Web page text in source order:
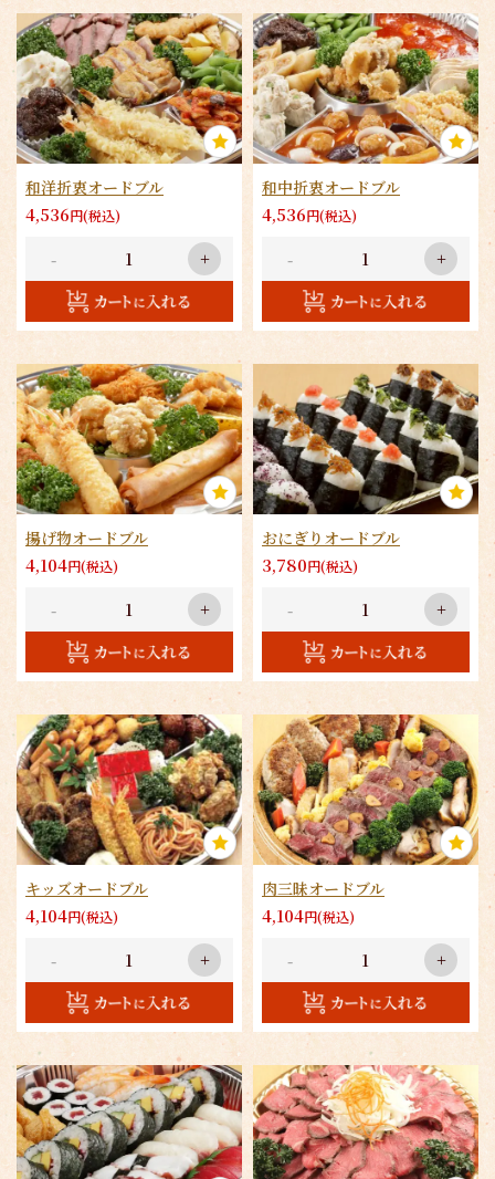
初回注文時の最後に任意パスワードを入力
するだけで会員情報を保存できます。
次回以降はお客様情報が自動反映されるの
で便利で簡単です。
会員ログイン状態でポイントが貯まる・使
えるようになります。
1
2
和洋折衷オードブル
4,536円(税込)
- +
和中折衷オードブル
4,536円(税込)
- +
揚げ物オードブル
4,104円(税込)
- +
おにぎりオードブル
3,780円(税込)
- +
キッズオードブル
4,104円(税込)
- +
肉三昧オードブル
4,104円(税込)
- +